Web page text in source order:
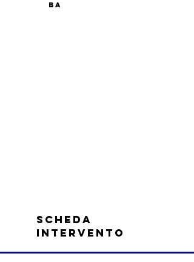
BA
scheda
intervento